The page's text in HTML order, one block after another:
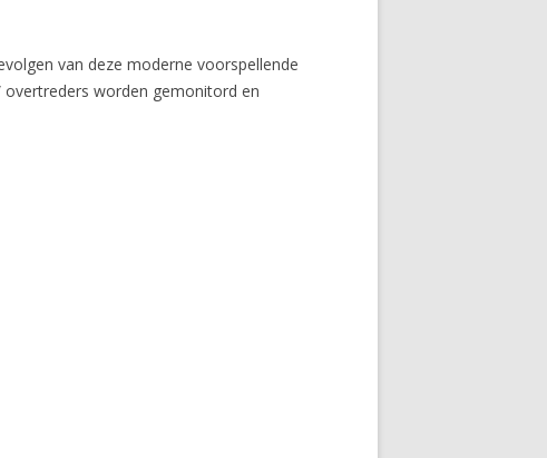
van deze moderne voorspellende
overtreders worden gemonitord en